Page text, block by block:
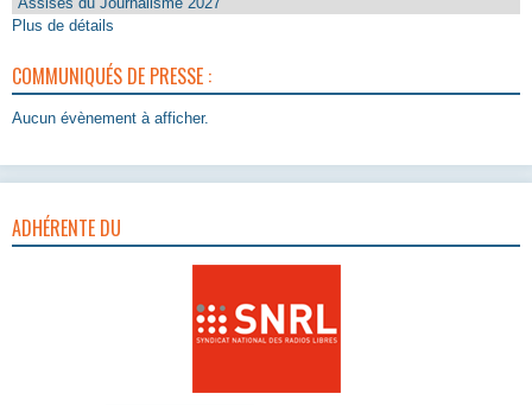
Plus de détails
COMMUNIQUÉS DE PRESSE :
Aucun évènement à afficher.
ADHÉRENTE DU